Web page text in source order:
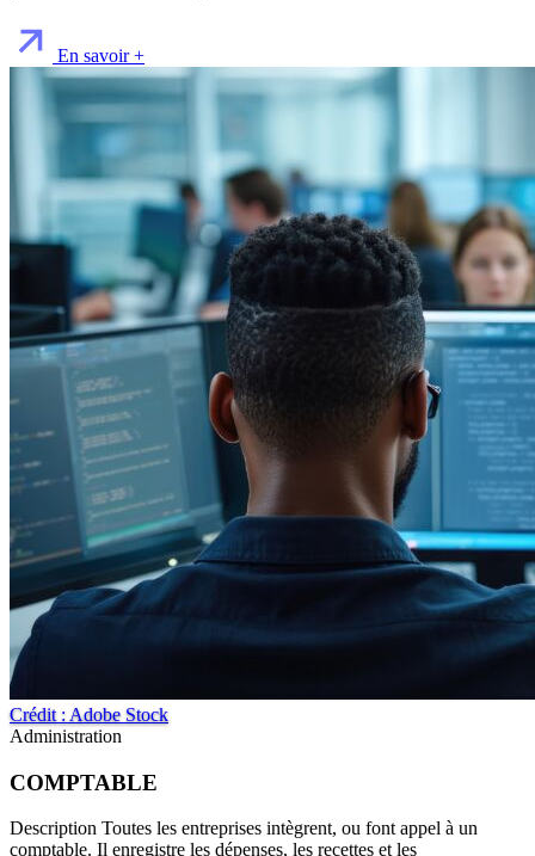
En savoir +
Crédit : Adobe Stock
Administration
COMPTABLE
Description Toutes les entreprises intègrent, ou font appel à un
comptable. Il enregistre les dépenses, les recettes et les